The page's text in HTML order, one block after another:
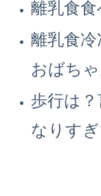
離乳食食
離乳食
おばちゃ
歩行は
なりすぎ